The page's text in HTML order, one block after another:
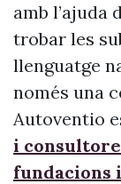
amb l’ajuda
trobar les
llenguatge
només una
Autoventio
i
fundacions